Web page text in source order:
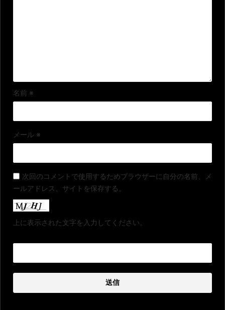
名前 ※
メール ※
次回のコメントで使用するためブラウザーに自分の名前、メ
ールアドレス、サイトを保存する。
上に表示された文字を入力してください。